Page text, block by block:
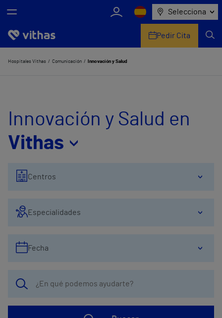
Selecciona
Nosotros
Comunicación
Pedir Cita
Hospitales Vithas Comunicación Innovación y Salud
Innovación y Salud en
Vithas
Centros
Especialidades
Fecha